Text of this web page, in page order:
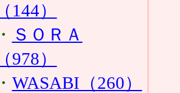
（144）
・ ＳＯＲＡ
（978）
・ WASABI（260）